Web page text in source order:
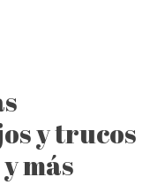
y trucos
más